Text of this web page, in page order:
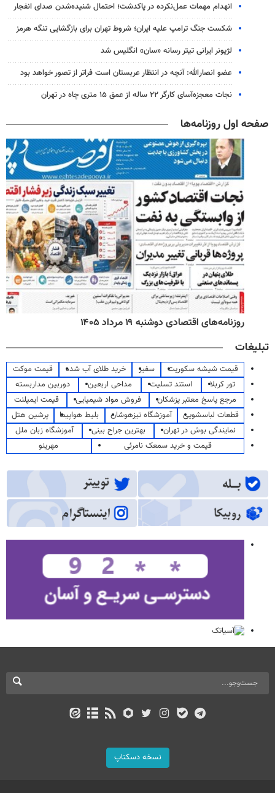
انهدام مهمات عمل‌نکرده در پاکدشت؛ احتمال شنیده‌شدن صدای انفجار
شکست جنگ ترامپ علیه ایران؛ شروط تهران برای بازگشایی تنگه هرمز
لژیونر ایرانی تیتر رسانه «سان» انگلیس شد
عضو انصارالله: آنچه در انتظار عربستان است فراتر از تصور خواهد بود
نجات معجزه‌آسای کارگر ۲۲ ساله از عمق ۱۵ متری چاه در تهران
صفحه اول روزنامه‌ها
روزنامه‌های اقتصادی دوشنبه ۱۹ مرداد ۱۴۰۵
تبلیغات
قیمت شیشه سکوریت سفیر خرید طلای آب شده
قیمت موکت
تور کربلا
استند تسلیت مداحی اربعین
دوربین مداربسته
مرجع پاسخ معتبر پزشکان
فروش مواد شیمیایی
قیمت ایمپلنت
قطعات لباسشویی
آموزشگاه تیزهوشان بلیط هواپیما
پرشین هتل
نمایندگی بوش در تهران
بهترین جراح بینی
آموزشگاه زبان ملل
قیمت و خرید سمعک نامرئی
مهرینو
نسخه دسکتاپ